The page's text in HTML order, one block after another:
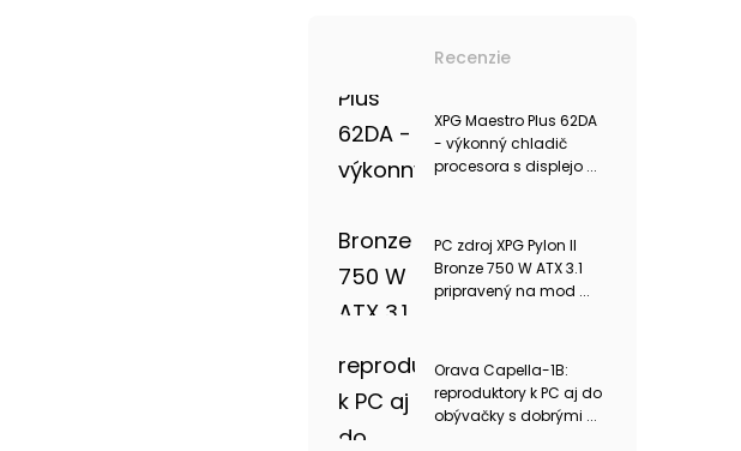
Recenzie
XPG Maestro Plus 62DA
- výkonný chladič
procesora s displejo ...
PC zdroj XPG Pylon II
Bronze 750 W ATX 3.1
pripravený na mod ...
Orava Capella-1B:
reproduktory k PC aj do
obývačky s dobrými ...